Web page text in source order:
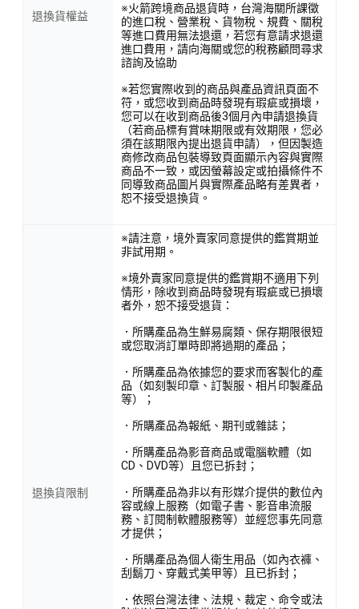
退換貨權益
※火箭跨境商品退貨時，台灣海關所課徵
的進口稅、營業稅、貨物稅、規費、關稅
等進口費用無法退還，若您有意請求退還
進口費用，請向海關或您的稅務顧問尋求
諮詢及協助
※若您實際收到的商品與產品資訊頁面不
符，或您收到商品時發現有瑕疵或損壞，
您可以在收到商品後3個月內申請退換貨
（若商品標有賞味期限或有效期限，您必
須在該期限內提出退貨申請），但因製造
商修改商品包裝導致頁面顯示內容與實際
商品不一致，或因螢幕設定或拍攝條件不
同導致商品圖片與實際產品略有差異者，
恕不接受退換貨。
退換貨限制
※請注意，境外賣家同意提供的鑑賞期並
非試用期。
※境外賣家同意提供的鑑賞期不適用下列
情形，除收到商品時發現有瑕疵或已損壞
者外，恕不接受退貨：
．所購產品為生鮮易腐類、保存期限很短
或您取消訂單時即將過期的產品；
．所購產品為依據您的要求而客製化的產
品（如刻製印章、訂製服、相片印製產品
等）；
．所購產品為報紙、期刊或雜誌；
．所購產品為影音商品或電腦軟體（如
CD、DVD等）且您已拆封；
．所購產品為非以有形媒介提供的數位內
容或線上服務（如電子書、影音串流服
務、訂閱制軟體服務等）並經您事先同意
才提供；
．所購產品為個人衛生用品（如內衣褲、
刮鬍刀、穿戴式美甲等）且已拆封；
．依照台灣法律、法規、裁定、命令或法